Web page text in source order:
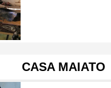
CASA MAIATO